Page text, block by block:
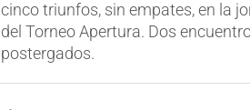
cinco triunfos, sin empates, en la
del Torneo Apertura. Dos
postergados.